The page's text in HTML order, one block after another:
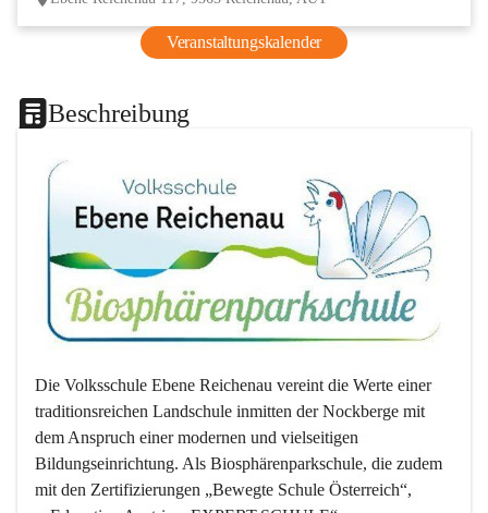
Veranstaltungskalender
Beschreibung
Die Volksschule Ebene Reichenau vereint die Werte einer
traditionsreichen Landschule inmitten der Nockberge mit
dem Anspruch einer modernen und vielseitigen
Bildungseinrichtung. Als Biosphärenparkschule, die zudem
mit den Zertifizierungen „Bewegte Schule Österreich“,